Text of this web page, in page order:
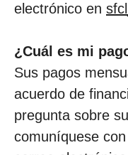
electrónico en
¿Cuál es mi
Sus pagos
acuerdo de
pregunta sobre
comuníquese